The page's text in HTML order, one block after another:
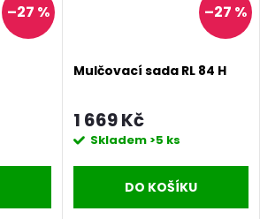
–27 % –27 %
Mulčovací sada RL 84 H
1 669 Kč
Skladem >5 ks
DO KOŠÍKU